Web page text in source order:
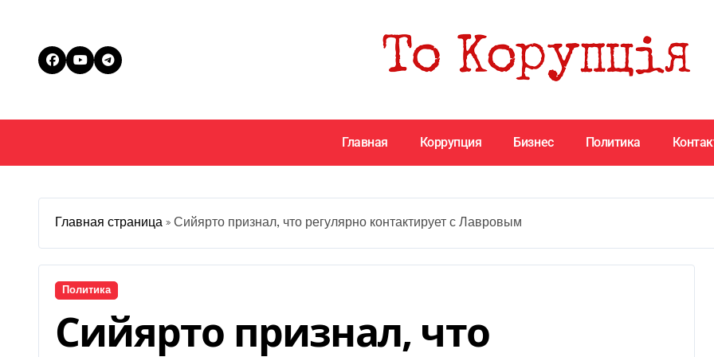
Главная Коррупция Бизнес Политика
Главная страница » Сийярто признал, что регулярно контактирует с Лавровым
Политика
Сийярто признал, что